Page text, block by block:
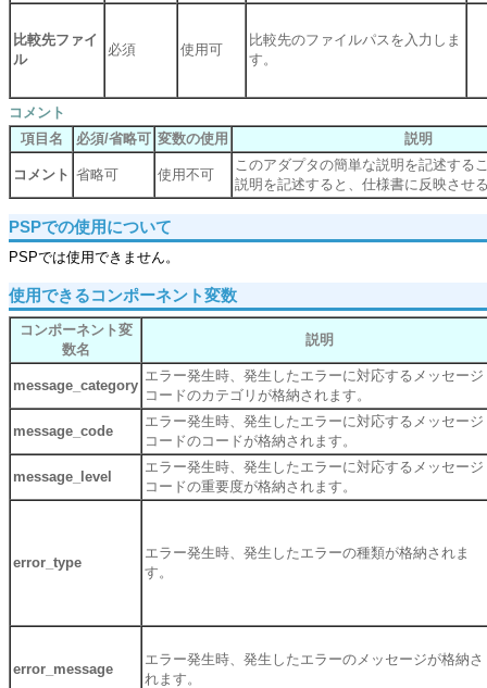
比較先ファイ
ル
必須 使用可
比較先のファイルパスを入力しま
す。
コメント
項目名
必須/省略可 変数の使用 説明
コメント 省略可 使用不可
このアダプタの簡単な説明を記述する
説明を記述すると、仕様書に反映させ
PSPでの使用について
PSPでは使用できません。
使用できるコンポーネント変数
コンポーネント変
数名
説明
message_category
エラー発生時、発生したエラーに対応するメッセージ
コードのカテゴリが格納されます。
message_code
エラー発生時、発生したエラーに対応するメッセージ
コードのコードが格納されます。
message_level
エラー発生時、発生したエラーに対応するメッセージ
コードの重要度が格納されます。
error_type
エラー発生時、発生したエラーの種類が格納されま
す。
error_message
エラー発生時、発生したエラーのメッセージが格納さ
れます。